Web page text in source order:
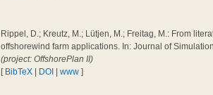
Rippel, D.; Kreutz, M.; Lütjen, M.; Freitag, M.: From
offshorewind farm applications. In: Journal of
(project: OffshorePlan II)
[ BibTeX DOI |www ]